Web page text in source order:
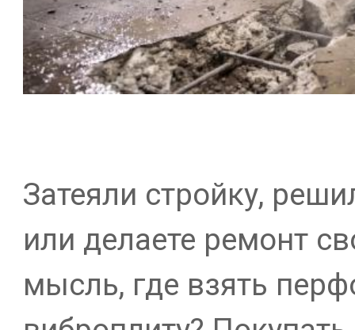
Затеяли стройку,
или делаете ремонт
мысль, где взять